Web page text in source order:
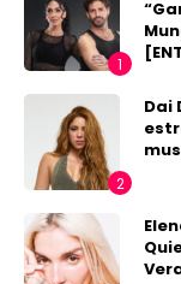
Dai